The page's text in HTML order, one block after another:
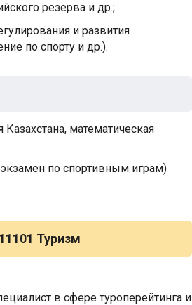
резерва и др.;
и развития
по спорту и др.).
математическая
по спортивным играм)
Туризм
в сфере туроперейтинга и